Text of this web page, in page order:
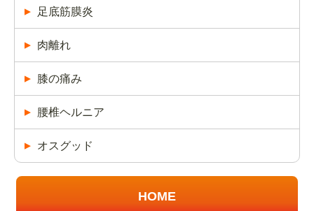
足底筋膜炎
肉離れ
膝の痛み
腰椎ヘルニア
オスグッド
HOME